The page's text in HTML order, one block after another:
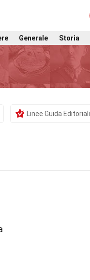
Generale Storia
Linee Guida Editoriali